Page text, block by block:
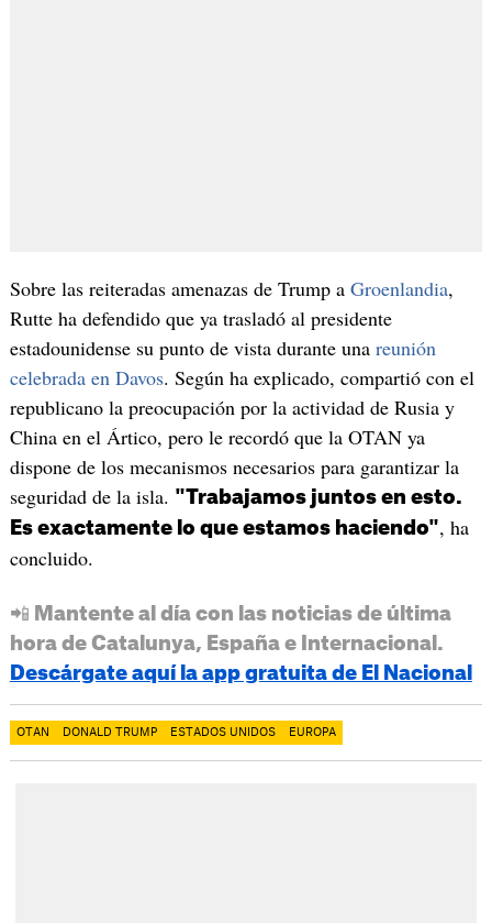
Sobre las reiteradas amenazas de Trump a Groenlandia,
Rutte ha defendido que ya trasladó al presidente
estadounidense su punto de vista durante una reunión
celebrada en Davos. Según ha explicado, compartió con el
republicano la preocupación por la actividad de Rusia y
China en el Ártico, pero le recordó que la OTAN ya
dispone de los mecanismos necesarios para garantizar la
seguridad de la isla. "Trabajamos juntos en esto.
Es exactamente lo que estamos haciendo", ha
concluido.
📲 Mantente al día con las noticias de última
hora de Catalunya, España e Internacional.
Descárgate aquí la app gratuita de El Nacional
OTAN DONALD TRUMP ESTADOS UNIDOS EUROPA